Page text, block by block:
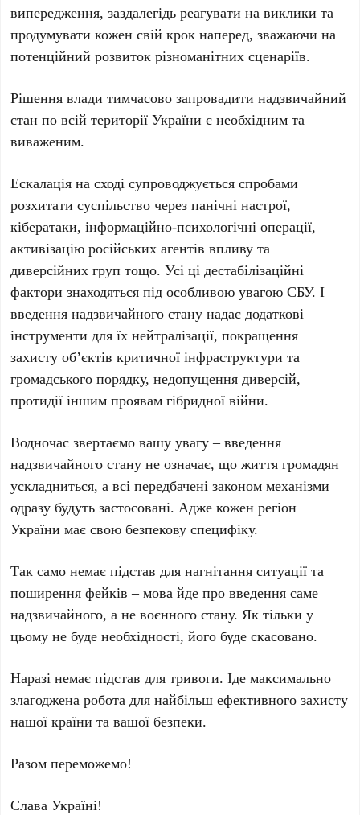
випередження, заздалегідь реагувати на виклики та
продумувати кожен свій крок наперед, зважаючи на
потенційний розвиток різноманітних сценаріїв.
Рішення влади тимчасово запровадити надзвичайний
стан по всій території України є необхідним та
виваженим.
Ескалація на сході супроводжується спробами
розхитати суспільство через панічні настрої,
кібератаки, інформаційно-психологічні операції,
активізацію російських агентів впливу та
диверсійних груп тощо. Усі ці дестабілізаційні
фактори знаходяться під особливою увагою СБУ. І
введення надзвичайного стану надає додаткові
інструменти для їх нейтралізації, покращення
захисту об’єктів критичної інфраструктури та
громадського порядку, недопущення диверсій,
протидії іншим проявам гібридної війни.
Водночас звертаємо вашу увагу – введення
надзвичайного стану не означає, що життя громадян
ускладниться, а всі передбачені законом механізми
одразу будуть застосовані. Адже кожен регіон
України має свою безпекову специфіку.
Так само немає підстав для нагнітання ситуації та
поширення фейків – мова йде про введення саме
надзвичайного, а не воєнного стану. Як тільки у
цьому не буде необхідності, його буде скасовано.
Наразі немає підстав для тривоги. Іде максимально
злагоджена робота для найбільш ефективного захисту
нашої країни та вашої безпеки.
Разом переможемо!
Слава Україні!